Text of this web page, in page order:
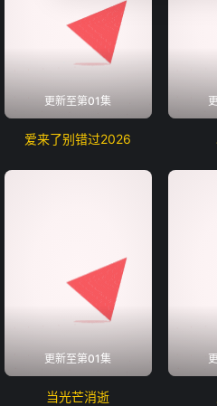
更新至第01集
爱来了别错过2026
更新至第01集
当光芒消逝